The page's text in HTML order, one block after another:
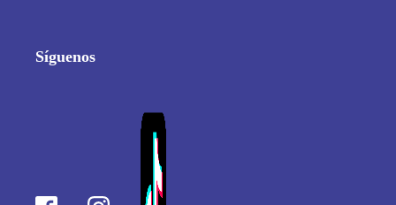
Síguenos